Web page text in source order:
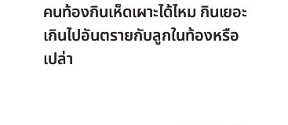
คนท้องกินเห็ดเผาะได้ไหม กินเยอะ
เกินไปอันตรายกับลูกในท้องหรือ
เปล่า